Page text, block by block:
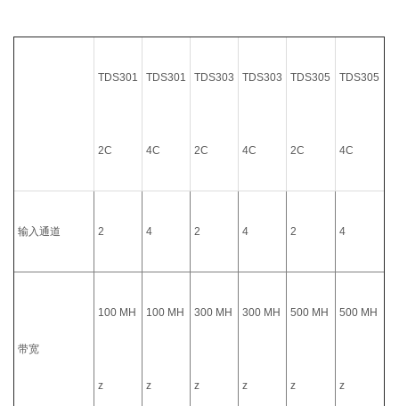
TDS301
2C
TDS301
4C
TDS303
2C
TDS303
4C
TDS305
2C
TDS305
4C
输入通道 2 4 2 4 2 4
带宽
100 MH
z
100 MH
z
300 MH
z
300 MH
z
500 MH
z
500 MH
z